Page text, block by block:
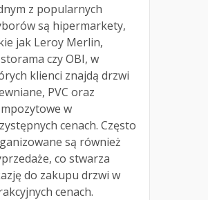
z popularnych
są hipermarkety,
jak Leroy Merlin,
czy OBI, w
klienci znajdą drzwi
PVC oraz
w
cenach. Często
są również
co stwarza
do zakupu drzwi w
cenach.